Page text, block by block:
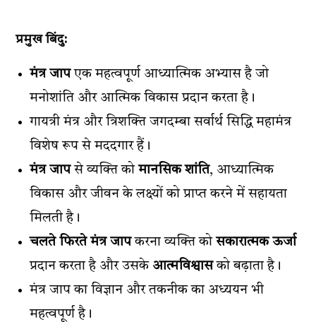
प्रमुख बिंदु:
मंत्र जापएक महत्वपूर्ण आध्यात्मिक अभ्यास है जो
मनोशांति और आत्मिक विकास प्रदान करता है।
गायत्री मंत्र और त्रिशक्ति जगदम्बा सर्वार्थ सिद्धि महामंत्र
विशेष रूप से मददगार हैं।
मंत्र जापसे व्यक्ति कोमानसिक शांति, आध्यात्मिक
विकास और जीवन के लक्ष्यों को प्राप्त करने में सहायता
मिलती है।
चलते फिरते मंत्र जापकरना व्यक्ति कोसकारात्मक ऊर्जा
प्रदान करता है और उसके आत्मविश्वासको बढ़ाता है।
मंत्र जाप का विज्ञान और तकनीक का अध्ययन भी
महत्वपूर्ण है।